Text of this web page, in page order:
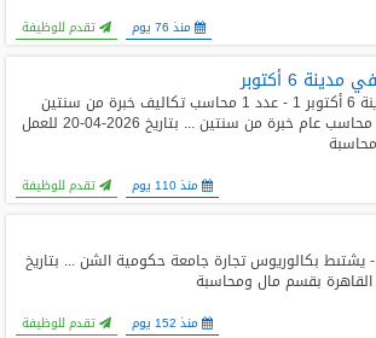
منذ 76 يوم تقدم للوظيفة
6 أكتوبر
مطلوب لشركة أثاث بمدينة 6 أكتوبر 1 - عدد 1 محاسب تكاليف خبرة من سنتين
إلي 3 سنوات 2 - عدد 2 محاسب عام خبرة من سنتين ... بتاريخ 2026-04-20 للعمل
منذ 110 يوم تقدم للوظيفة
بكالوريوس تجارة جامعة حكومية الشن ... بتاريخ
منذ 152 يوم تقدم للوظيفة